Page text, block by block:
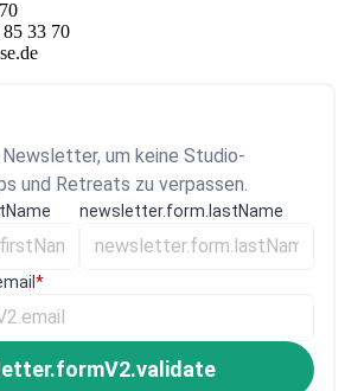
33 70
um keine Studio-
und Retreats zu verpassen.
newsletter.form.lastName
*